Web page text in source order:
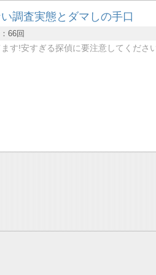
調査実態とダマしの手口
66回
す!安すぎる探偵に要注意してくださ